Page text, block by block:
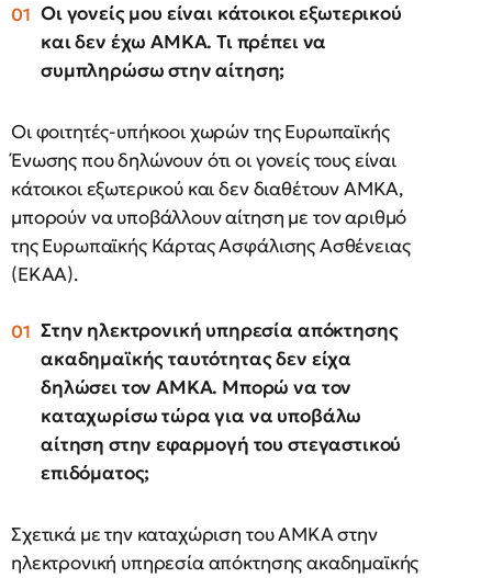
Οι γονείς μου είναι κάτοικοι εξωτερικού
και δεν έχω ΑΜΚΑ. Τι πρέπει να
συμπληρώσω στην αίτηση;
Οι φοιτητές-υπήκοοι χωρών της Ευρωπαϊκής
Ένωσης που δηλώνουν ότι οι γονείς τους είναι
κάτοικοι εξωτερικού και δεν διαθέτουν ΑΜΚΑ,
μπορούν να υποβάλλουν αίτηση με τον αριθμό
της Ευρωπαϊκής Κάρτας Ασφάλισης Ασθένειας
(ΕΚΑΑ).
Στην ηλεκτρονική υπηρεσία απόκτησης
ακαδημαϊκής ταυτότητας δεν είχα
δηλώσει τον ΑΜΚΑ. Μπορώ να τον
καταχωρίσω τώρα για να υποβάλω
αίτηση στην εφαρμογή του στεγαστικού
επιδόματος;
Σχετικά με την καταχώριση του ΑΜΚΑ στην
ηλεκτρονική υπηρεσία απόκτησης ακαδημαϊκής